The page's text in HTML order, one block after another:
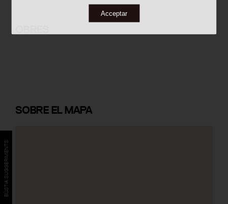
Acceptar
SOBREEL MAPA
BÚSTIA SUGGERIMENTS